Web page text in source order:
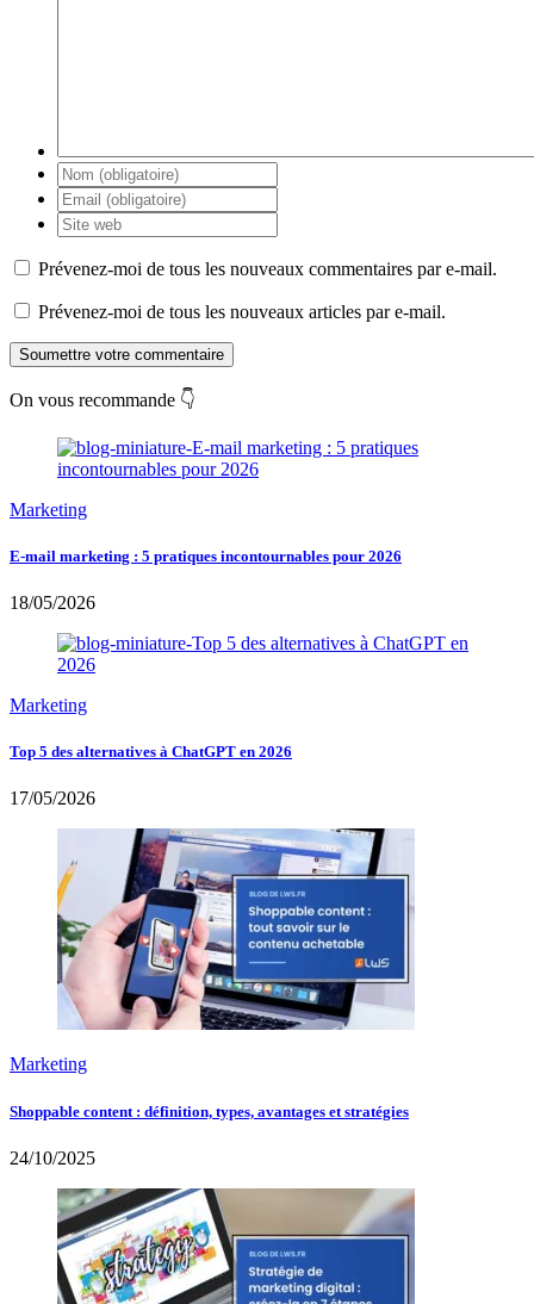
Prévenez-moi de tous les nouveaux commentaires par e-mail.
Prévenez-moi de tous les nouveaux articles par e-mail.
Soumettre votre commentaire
On vous recommande 👇
Marketing
E-mail marketing : 5 pratiques incontournables pour 2026
18/05/2026
Marketing
Top 5 des alternatives à ChatGPT en 2026
17/05/2026
Marketing
Shoppable content : définition, types, avantages et stratégies
24/10/2025